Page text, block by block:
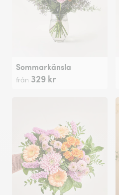
Sommarkänsla
från 329 kr